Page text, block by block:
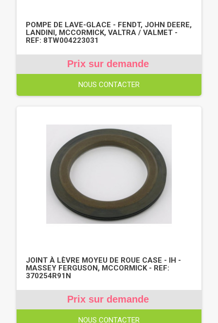
POMPE DE LAVE-GLACE - FENDT, JOHN DEERE,
LANDINI, MCCORMICK, VALTRA / VALMET -
REF: 8TW004223031
Prix sur demande
NOUS CONTACTER
JOINT À LÈVRE MOYEU DE ROUE CASE - IH -
MASSEY FERGUSON, MCCORMICK - REF:
370254R91N
Prix sur demande
NOUS CONTACTER